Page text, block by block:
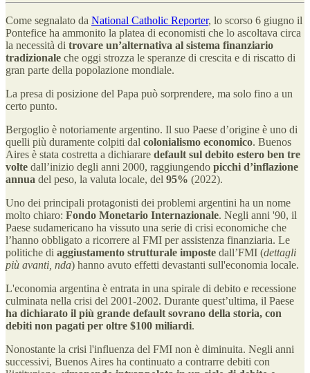
Come segnalato da National Catholic Reporter, lo scorso 6 giugno il
Pontefice ha ammonito la platea di economisti che lo ascoltava circa
la necessità di trovare un’alternativa al sistema finanziario
tradizionale che oggi strozza le speranze di crescita e di riscatto di
gran parte della popolazione mondiale.
La presa di posizione del Papa può sorprendere, ma solo fino a un
certo punto.
Bergoglio è notoriamente argentino. Il suo Paese d’origine è uno di
quelli più duramente colpiti dal colonialismo economico. Buenos
Aires è stata costretta a dichiarare default sul debito estero ben tre
volte dall’inizio degli anni 2000, raggiungendo picchi d’inflazione
annua del peso, la valuta locale, del 95% (2022).
Uno dei principali protagonisti dei problemi argentini ha un nome
molto chiaro: Fondo Monetario Internazionale. Negli anni '90, il
Paese sudamericano ha vissuto una serie di crisi economiche che
l’hanno obbligato a ricorrere al FMI per assistenza finanziaria. Le
politiche di aggiustamento strutturale imposte dall’FMI (dettagli
più avanti, nda) hanno avuto effetti devastanti sull'economia locale.
L'economia argentina è entrata in una spirale di debito e recessione
culminata nella crisi del 2001-2002. Durante quest’ultima, il Paese
ha dichiarato il più grande default sovrano della storia, con
debiti non pagati per oltre $100 miliardi.
Nonostante la crisi l'influenza del FMI non è diminuita. Negli anni
successivi, Buenos Aires ha continuato a contrarre debiti con